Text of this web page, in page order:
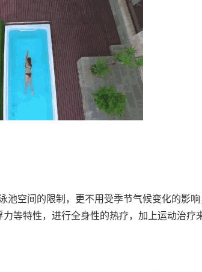
间的限制，更不用受季节气候变化的影
等特性，进行全身性的热疗，加上运动治疗